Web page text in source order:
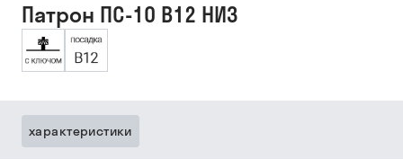
Патрон ПС-10 В12 НИЗ
характеристики